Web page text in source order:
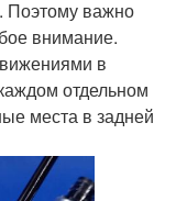
Поэтому важно
внимание.
в
отдельном
места в задней